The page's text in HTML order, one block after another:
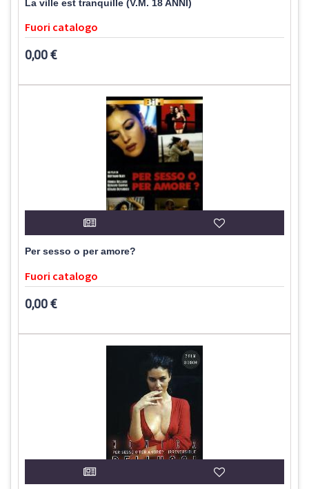
La ville est tranquille (V.M. 18 ANNI)
Fuori catalogo
0,00 €
Per sesso o per amore?
Fuori catalogo
0,00 €